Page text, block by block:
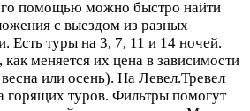
помощью можно быстро найти
с выездом из разных
Есть туры на 3, 7, 11 и 14 ночей.
меняется их цена в зависимости
весна или осень). На Левел.Тревел
горящих туров. Фильтры помогут